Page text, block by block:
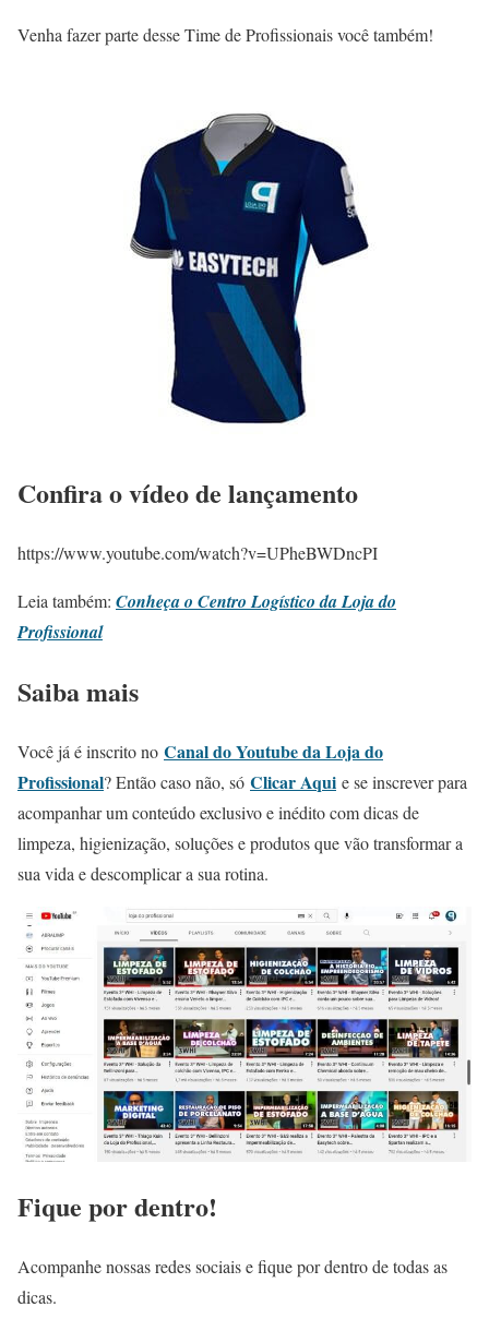
Venha fazer parte desse Time de Profissionais você também!
Confira o vídeo de lançamento
https://www.youtube.com/watch?v=UPheBWDncPI
Leia também: Conheça o Centro Logístico da Loja do
Profissional
Saiba mais
Você já é inscrito no Canal do Youtube da Loja do
Profissional? Então caso não, só Clicar Aqui e se inscrever para
acompanhar um conteúdo exclusivo e inédito com dicas de
limpeza, higienização, soluções e produtos que vão transformar a
sua vida e descomplicar a sua rotina.
Fique por dentro!
Acompanhe nossas redes sociais e fique por dentro de todas as
dicas.